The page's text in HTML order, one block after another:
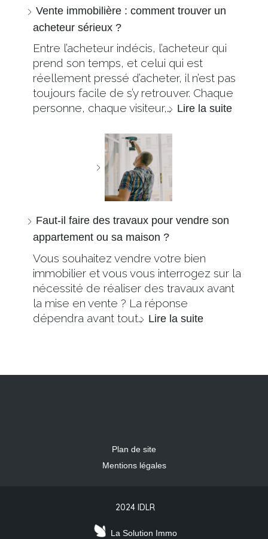
Vente immobilière : comment trouver un
acheteur sérieux ?
Entre l’acheteur indécis, l’acheteur qui
prend son temps, et celui qui est
réellement pressé d’acheter, il n’est pas
toujours facile de s’y retrouver. Chaque
personne, chaque visiteur,… Lire la suite
Faut-il faire des travaux pour vendre son
appartement ou sa maison ?
Vous souhaitez vendre votre bien
immobilier et vous vous interrogez sur la
nécessité de réaliser des travaux avant
la mise en vente ? La réponse
dépendra avant tout… Lire la suite
Plan de site
Mentions légales
2024 IDLR
La Solution Immo